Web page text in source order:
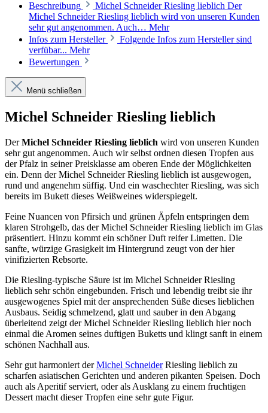
Beschreibung
Michel Schneider Riesling lieblich Der
Michel Schneider Riesling lieblich wird von unseren Kunden
sehr gut angenommen. Auch… Mehr
Infos zum Hersteller
Folgende Infos zum Hersteller sind
verfübar... Mehr
Bewertungen
Menü schließen
Michel Schneider Riesling lieblich
DerMichel Schneider Riesling lieblich wird von unseren Kunden
sehr gut angenommen. Auch wir selbst ordnen diesen Tropfen aus
der Pfalz in seiner Preisklasse am oberen Ende der Möglichkeiten
ein. Denn der Michel Schneider Riesling lieblich ist ausgewogen,
rund und angenehm süffig. Und ein waschechter Riesling, was sich
bereits im Bukett dieses Weißweines widerspiegelt.
Feine Nuancen von Pfirsich und grünen Äpfeln entspringen dem
klaren Strohgelb, das der Michel Schneider Riesling lieblich im Glas
präsentiert. Hinzu kommt ein schöner Duft reifer Limetten. Die
sanfte, würzige Grasigkeit im Hintergrund zeugt von der hier
vinifizierten Rebsorte.
Die Riesling-typische Säure ist im Michel Schneider Riesling
lieblich sehr schön eingebunden. Frisch und lebendig treibt sie ihr
ausgewogenes Spiel mit der ansprechenden Süße dieses lieblichen
Ausbaus. Seidig schmelzend, glatt und sauber in den Abgang
überleitend zeigt der Michel Schneider Riesling lieblich hier noch
einmal die Aromen seines duftigen Buketts und klingt sanft in einem
schönen Nachhall aus.
Sehr gut harmoniert derMichel SchneiderRiesling lieblich zu
scharfen asiatischen Gerichten und anderen pikanten Speisen. Doch
auch als Aperitif serviert, oder als Ausklang zu einem fruchtigen
Dessert macht dieser Tropfen eine sehr gute Figur.